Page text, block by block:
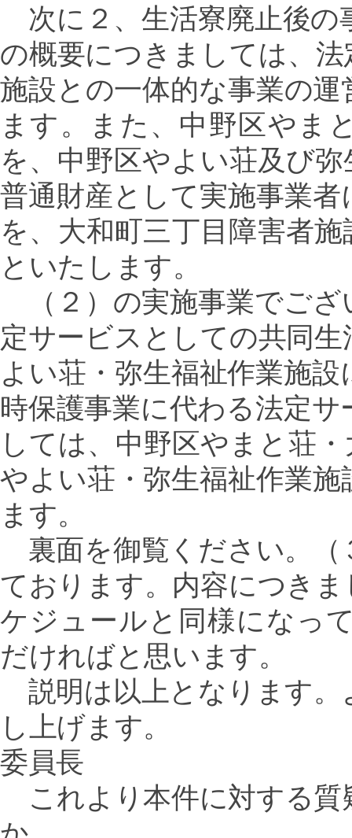
次に２、生活寮廃止後の
の概要につきましては、
施設との一体的な事業の
ます。また、中野区やま
を、中野区やよい荘及び
普通財産として実施事業
を、大和町三丁目障害者
といたします。
（２）の実施事業でござ
定サービスとしての共同
よい荘・弥生福祉作業施
時保護事業に代わる法定
しては、中野区やまと荘
やよい荘・弥生福祉作業
ます。
裏面を御覧ください。（
ております。内容につき
ケジュールと同様になっ
だければと思います。
説明は以上となります。
し上げます。
委員長
これより本件に対する質